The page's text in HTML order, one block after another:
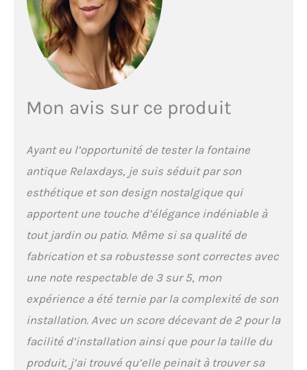
intérieur du bassin: 18 cm
- Profondeur du bassin: 2
cm
Mon avis sur ce produit
Ayant eu l’opportunité de tester la fontaine
antique Relaxdays, je suis séduit par son
esthétique et son design nostalgique qui
apportent une touche d’élégance indéniable à
tout jardin ou patio. Même si sa qualité de
fabrication et sa robustesse sont correctes avec
une note respectable de 3 sur 5, mon
expérience a été ternie par la complexité de son
installation. Avec un score décevant de 2 pour la
facilité d’installation ainsi que pour la taille du
produit, j’ai trouvé qu’elle peinait à trouver sa